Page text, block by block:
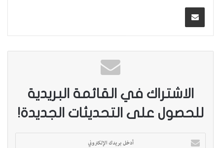
الاشتراك في القائمة البريدية
للحصول على التحديثات الجديدة!